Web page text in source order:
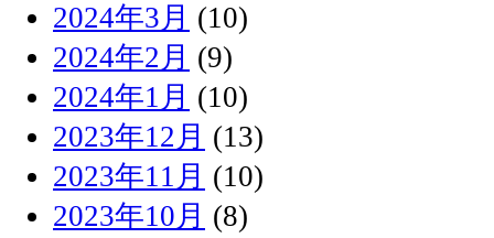
2024年3月 (10)
2024年2月 (9)
2024年1月 (10)
2023年12月 (13)
2023年11月 (10)
2023年10月 (8)